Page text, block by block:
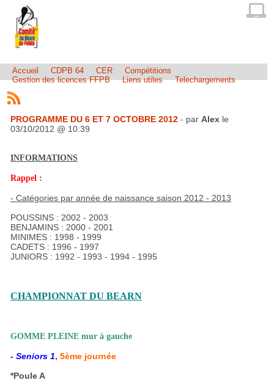
Accueil CDPB 64 CER
Compétitions
Gestion des licences FFPB
Liens utiles Telechargements
PROGRAMME DU 6 ET 7 OCTOBRE 2012 - parAlex le
03/10/2012 @ 10:39
INFORMATIONS
Rappel :
- Catégories par année de naissance saison 2012 - 2013
POUSSINS : 2002 - 2003
BENJAMINS : 2000 - 2001
MINIMES : 1998 - 1999
CADETS : 1996 - 1997
JUNIORS : 1992 - 1993 - 1994 - 1995
CHAMPIONNAT DU BEARN
GOMME PLEINE mur à gauche
- Seniors 1,5ème journée
*Poule A